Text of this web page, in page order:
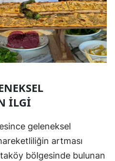
İLGI
geleneksel
artması
bölgesinde bulunan